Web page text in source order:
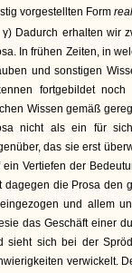
vorgestellten Form
γ) Dadurch erhalten wir
In frühen Zeiten, in
und sonstigen
fortgebildet
Wissen gemäß
nicht als ein für
das sie erst
ein Vertiefen der
dagegen die Prosa den
und allem
das Geschäft einer
sieht sich bei der
verwickelt.